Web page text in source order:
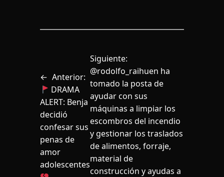
← Anterior:
DRAMA
ALERT: Benja
decidió
confesar sus
penas de
amor
adolescentes
Siguiente:
@rodolfo_raihuen ha
tomado la posta de
ayudar con sus
máquinas a limpiar los
escombros del incendio
y gestionar los traslados
de alimentos, forraje,
material de
construcción y ayudas a